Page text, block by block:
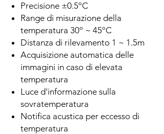
Precisione ±0.5ºC
Range di misurazione della
temperatura 30º ~ 45ºC
Distanza di rilevamento 1 ~ 1.5m
Acquisizione automatica delle
immagini in caso di elevata
temperatura
Luce d'informazione sulla
sovratemperatura
Notifica acustica per eccesso di
temperatura